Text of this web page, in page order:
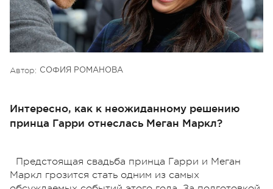
Автор: СОФИЯ РОМАНОВА
Интересно, как к неожиданному решению
принца Гарри отнеслась Меган Маркл?
Предстоящая свадьба принца Гарри и Меган
Маркл грозится стать одним из самых